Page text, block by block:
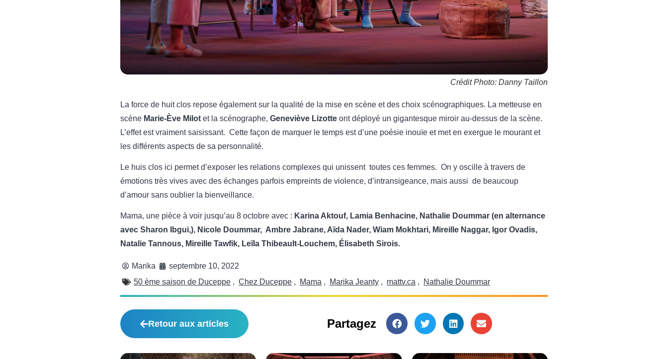
Crédit Photo: Danny Taillon
La force de huit clos repose également sur la qualité de la mise en scène et des choix scénographiques. La metteuse en
scène Marie-Ève Milot et la scénographe, Geneviève Lizotte ont déployé un gigantesque miroir au-dessus de la scène.
L’effet est vraiment saisissant. Cette façon de marquer le temps est d’une poésie inouïe et met en exergue le mourant et
les différents aspects de sa personnalité.
Le huis clos ici permet d’exposer les relations complexes qui unissent toutes ces femmes. On y oscille à travers de
émotions très vives avec des échanges parfois empreints de violence, d’intransigeance, mais aussi de beaucoup
d’amour sans oublier la bienveillance.
Mama, une pièce à voir jusqu’au 8 octobre avec : Karina Aktouf, Lamia Benhacine, Nathalie Doummar (en alternance
avec Sharon Ibgui,), Nicole Doummar, Ambre Jabrane, Aïda Nader, Wiam Mokhtari, Mireille Naggar, Igor Ovadis,
Natalie Tannous, Mireille Tawfik, Leïla Thibeault-Louchem, Élisabeth Sirois.
Marika
septembre 10, 2022
50 ème saison de Duceppe , Chez Duceppe , Mama , Marika Jeanty , mattv.ca , Nathalie Doummar
Retour aux articles Partagez